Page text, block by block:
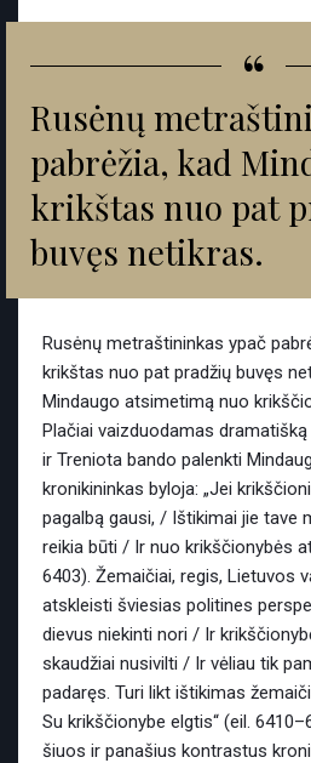
“
Rusėnų
pabrėžia, kad
krikštas nuo pat
buvęs netikras.
Rusėnų metraštininkas ypač
krikštas nuo pat pradžių buvęs
Mindaugo atsimetimą nuo
Plačiai vaizduodamas
ir Treniota bando palenkti
kronikininkas byloja: „Jei
pagalbą gausi, / Ištikimai jie tave
reikia būti / Ir nuo krikščionybės
6403). Žemaičiai, regis, Lietuvos
atskleisti šviesias politines
dievus niekinti nori / Ir
skaudžiai nusivilti / Ir vėliau tik
padaręs. Turi likt ištikimas
Su krikščionybe elgtis“ (eil.
šiuos ir panašius kontrastus